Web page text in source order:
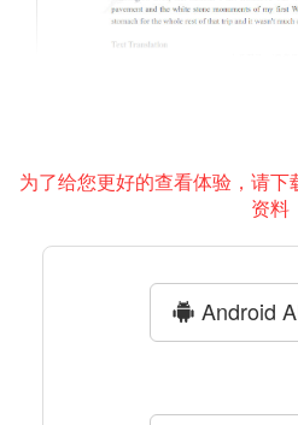
为了给您更好的查看体验，请
资料
Android